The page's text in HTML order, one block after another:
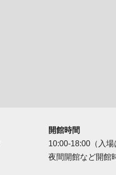
開館時間
10:00-18:00（入場
夜間開館など開館